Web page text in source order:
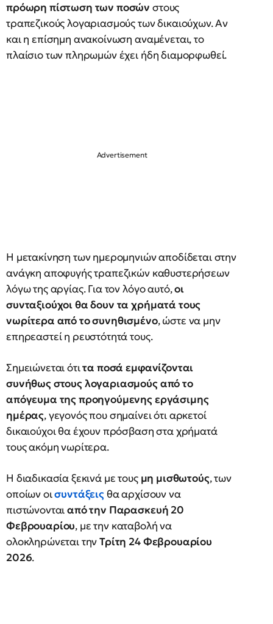
πρόωρη πίστωση των ποσών στους
τραπεζικούς λογαριασμούς των δικαιούχων. Αν
και η επίσημη ανακοίνωση αναμένεται, το
πλαίσιο των πληρωμών έχει ήδη διαμορφωθεί.
Η μετακίνηση των ημερομηνιών αποδίδεται στην
ανάγκη αποφυγής τραπεζικών καθυστερήσεων
λόγω της αργίας. Για τον λόγο αυτό,οι
συνταξιούχοι θα δουν τα χρήματά τους
νωρίτερα από το συνηθισμένο, ώστε να μην
επηρεαστεί η ρευστότητά τους.
Σημειώνεται ότιτα ποσά εμφανίζονται
συνήθως στους λογαριασμούς από το
απόγευμα της προηγούμενης εργάσιμης
ημέρας, γεγονός που σημαίνει ότι αρκετοί
δικαιούχοι θα έχουν πρόσβαση στα χρήματά
τους ακόμη νωρίτερα.
Η διαδικασία ξεκινά με τους μη μισθωτούς, των
οποίων οισυντάξειςθα αρχίσουν να
πιστώνονταιαπό την Παρασκευή 20
Φεβρουαρίου, με την καταβολή να
ολοκληρώνεται τηνΤρίτη 24 Φεβρουαρίου
2026.